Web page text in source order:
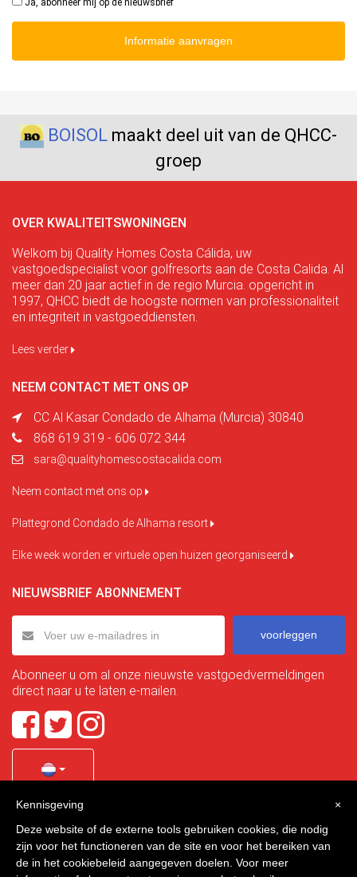
Ja, abonneer mij op de nieuwsbrief
Informatie aanvragen
BOISOL maakt deel uit van de QHCC-
groep
OVER KWALITEITSWONINGEN
Welkom bij Quality Homes Costa Cálida, uw
vastgoedspecialist voor golfresorts aan de Costa Calida. Al
meer dan 20 jaar actief in de regio Murcia. opgericht in
1997, QHCC biedt de hoogste normen van professionaliteit
en integriteit in vastgoeddiensten.
Lees verder
NEEM CONTACT MET ONS OP
CC Al Kasar Condado de Alhama (Murcia) 30840
868 619 319 - 606 072 344
sara@qualityhomescostacalida.com
Neem contact met ons op
Plattegrond Condado de Alhama resort
Elke week worden er virtuele open huizen georganiseerd
NIEUWSBRIEF ABONNEMENT
voorleggen
Abonneer u om al onze nieuwste vastgoedvermeldingen
direct naar u te laten e-mailen.
Quality Homes Costa Calida
is a registered trademark of
La Manga Holiday Home SL duly registered with CIF / tax
no. B-30750053 and address: Bella Luz 07-05, 30389 La
Manga Club, Cartagena, Murcia, Spain.
×
Kennisgeving
Deze website of de externe tools gebruiken cookies, die nodig
zijn voor het functioneren van de site en voor het bereiken van
de in het cookiebeleid aangegeven doelen. Voor meer